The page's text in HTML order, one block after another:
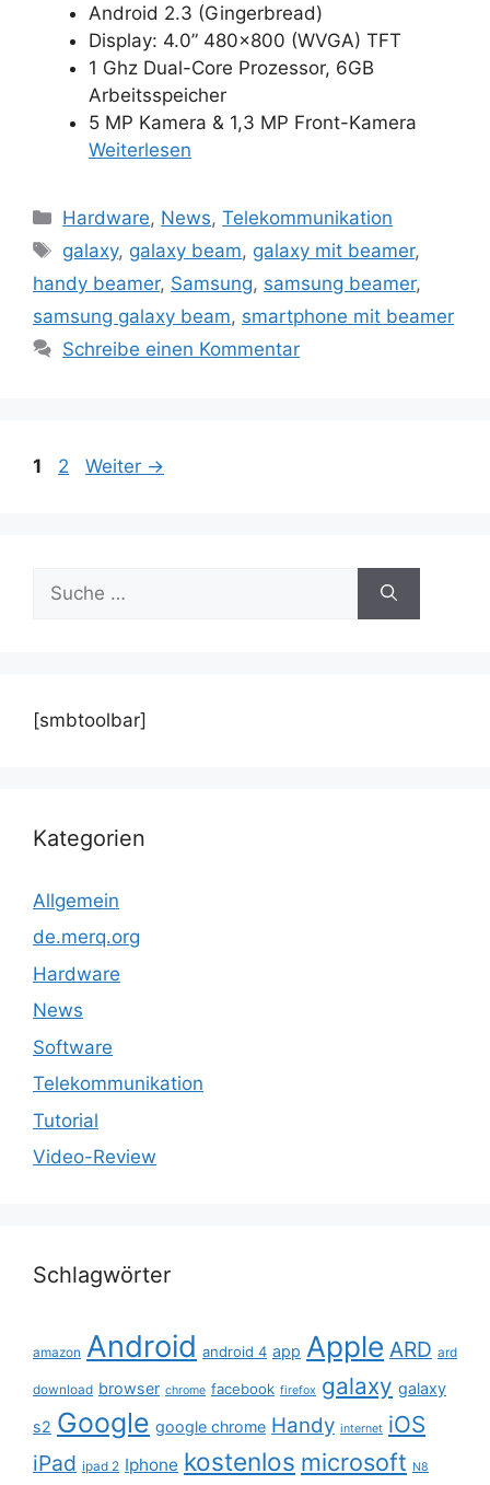
Android 2.3 (Gingerbread)
Display: 4.0” 480×800 (WVGA) TFT
1 Ghz Dual-Core Prozessor, 6GB
Arbeitsspeicher
5 MP Kamera & 1,3 MP Front-Kamera
Weiterlesen
Kategorien
Hardware, News,Telekommunikation
Schlagwörter
galaxy, galaxy beam, galaxy mit beamer,
handy beamer, Samsung, samsung beamer,
samsung galaxy beam, smartphone mit beamer
Schreibe einen Kommentar
Beitrags-
Seite
1 Seite
2 Weiter →
nach:
[smbtoolbar]
Kategorien
Allgemein
de.merq.org
Hardware
News
Software
Telekommunikation
Tutorial
Video-Review
Schlagwörter
amazon Android android 4 app Apple ARD ard
download browser chrome facebook firefox galaxy galaxy
s2 Google google chrome Handy internet iOS
iPad ipad 2 Iphone kostenlos microsoft N8